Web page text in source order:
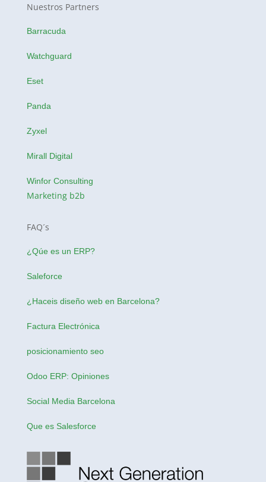
Nuestros Partners
Barracuda
Watchguard
Eset
Panda
Zyxel
Mirall Digital
Winfor Consulting
Marketing b2b
FAQ´s
¿Qúe es un ERP?
Saleforce
¿Haceis diseño web en Barcelona?
Factura Electrónica
posicionamiento seo
Odoo ERP: Opiniones
Social Media Barcelona
Que es Salesforce